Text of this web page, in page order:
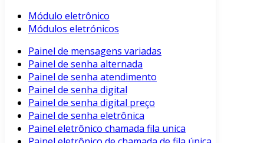
Módulo eletrônico
Módulos eletrónicos
Painel de mensagens variadas
Painel de senha alternada
Painel de senha atendimento
Painel de senha digital
Painel de senha digital preço
Painel de senha eletrônica
Painel eletrônico chamada fila unica